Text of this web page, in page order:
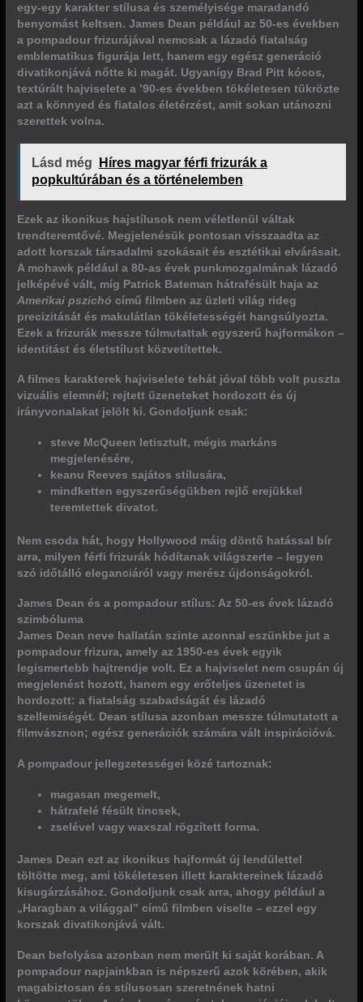
egy-egy karakter stílusa és személyisége maradandó
benyomást keltsen. James Dean például az 50-es években
a pompadour frizurájával nemcsak a lázadó fiatalság
emblematikus figurája lett, hanem egy egész generáció
divatikonjává nőtte ki magát. Ugyanígy Brad Pitt kócos,
textúrált hajviselete a ’90-es években tökéletesen tükrözte
azt a könnyed és fiatalos életérzést, amit sokan utánozni
szerettek volna.
Lásd még
Híres magyar férfi frizurák a
popkultúrában és a történelemben
Ezek az ikonikus hajstílusok nem véletlenül váltak
trendteremtővé. Megjelenésük pontosan visszaadta az
adott korszak társadalmi szokásait és esztétikai elvárásait.
A mohawk például a 80-as évek punkmozgalmának lázadó
jelképévé vált, míg Patrick Bateman hátrafésült haja az
Amerikai pszichó című filmben az üzleti világ rideg
precizitását és makulátlan tökéletességét hangsúlyozta.
Ezek a frizurák messze túlmutattak egyszerű hajformákon –
identitást és életstílust közvetítettek.
A filmes karakterek hajviselete tehát jóval több volt puszta
vizuális elemnél; rejtett üzeneteket hordozott és új
irányvonalakat jelölt ki. Gondoljunk csak:
steve McQueen letisztult, mégis markáns
megjelenésére,
keanu Reeves sajátos stílusára,
mindketten egyszerűségükben rejlő erejükkel
teremtettek divatot.
Nem csoda hát, hogy Hollywood máig döntő hatással bír
arra, milyen férfi frizurák hódítanak világszerte – legyen
szó időtálló eleganciáról vagy merész újdonságokról.
James Dean és a pompadour stílus: Az 50-es évek lázadó
szimbóluma
James Dean neve hallatán szinte azonnal eszünkbe jut a
pompadour frizura, amely az 1950-es évek egyik
legismertebb hajtrendje volt. Ez a hajviselet nem csupán új
megjelenést hozott, hanem egy erőteljes üzenetet is
hordozott:a fiatalság szabadságát és lázadó
szellemiségét. Dean stílusa azonban messze túlmutatott a
filmvásznon; egész generációk számára vált inspirációvá.
A pompadour jellegzetességei közé tartoznak:
magasan megemelt,
hátrafelé fésült tincsek,
zselével vagy waxszal rögzített forma.
James Dean ezt az ikonikus hajformát új lendülettel
töltötte meg, ami tökéletesen illett karaktereinek lázadó
kisugárzásához. Gondoljunk csak arra, ahogy például a
„Haragban a világgal” című filmben viselte – ezzel egy
korszak divatikonjává vált.
Dean befolyása azonban nem merült ki saját korában. A
pompadour napjainkban is népszerű azok körében, akik
magabiztosan és stílusosan szeretnének hatni